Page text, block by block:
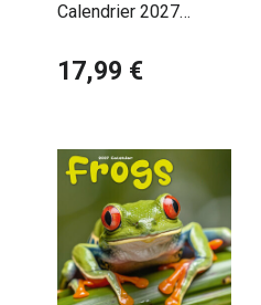
Calendrier 2027
17,99 €